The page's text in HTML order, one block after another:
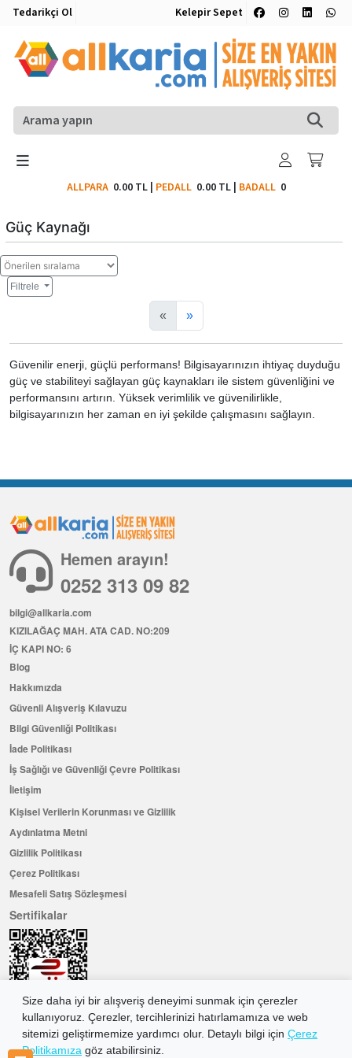
Tedarikçi Ol Kelepir Sepet
ALLPARA 0.00 TL| PEDALL 0.00 TL| BADALL0
Güç Kaynağı
Filtrele
« »
Güvenilir enerji, güçlü performans! Bilgisayarınızın ihtiyaç duyduğu
güç ve stabiliteyi sağlayan güç kaynakları ile sistem güvenliğini ve
performansını artırın. Yüksek verimlilik ve güvenilirlikle,
bilgisayarınızın her zaman en iyi şekilde çalışmasını sağlayın.
Size daha iyi bir alışveriş deneyimi sunmak için çerezler
kullanıyoruz. Çerezler, tercihlerinizi hatırlamamıza ve web
sitemizi geliştirmemize yardımcı olur. Detaylı bilgi için Çerez
Politikamıza göz atabilirsiniz.
Hemen arayın!
0252 313 09 82
bilgi@allkaria.com
KIZILAĞAÇ MAH. ATA CAD. NO:209
İÇ KAPI NO: 6
Blog
Hakkımızda
Güvenli Alışveriş Kılavuzu
Bilgi Güvenliği Politikası
İade Politikası
İş Sağlığı ve Güvenliği Çevre Politikası
İletişim
Kişisel Verilerin Korunması ve Gizlilik
Aydınlatma Metni
Gizlilik Politikası
Çerez Politikası
Mesafeli Satış Sözleşmesi
Sertifikalar
Hemen Üye Olun ...ve 100 ₺ değerinde indirim kuponu kazanın